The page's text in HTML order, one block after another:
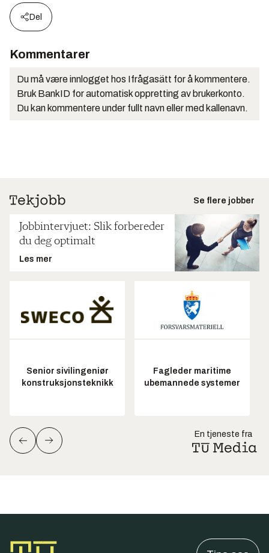
Del
Kommentarer
Du må være innlogget hos Ifrågasätt for å kommentere.
Bruk BankID for automatisk oppretting av brukerkonto.
Du kan kommentere under fullt navn eller med kallenavn.
Se flere jobber
Jobbintervjuet: Slik forbereder
du deg optimalt
Les mer
Senior sivilingeniør
konstruksjonsteknikk
Fagleder maritime
ubemannede systemer
En tjeneste fra